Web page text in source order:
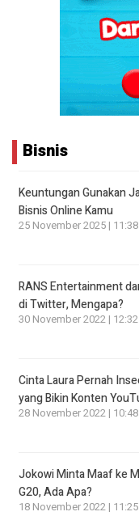
Bisnis
Keuntungan Gunakan
Bisnis Online Kamu
25 November 2025 | 11:38
RANS Entertainment
di Twitter, Mengapa?
30 November 2022 | 12:32
Cinta Laura Pernah
yang Bikin Konten
28 November 2022 | 10:48
Jokowi Minta Maaf ke
G20, Ada Apa?
18 November 2022 | 11:25